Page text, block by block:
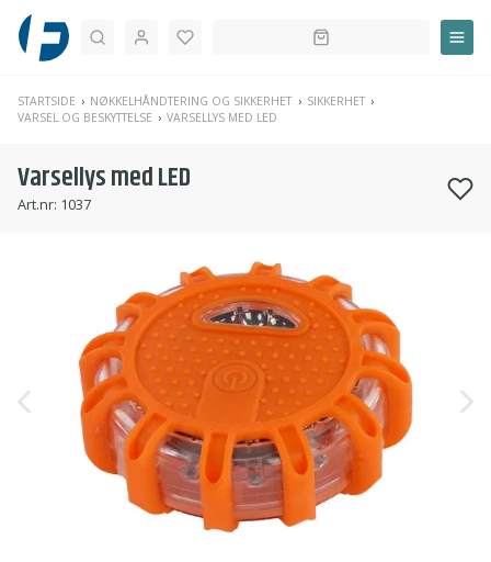
Søk
STARTSIDE NØKKELHÅNDTERING OG SIKKERHET
SIKKERHET
VARSEL OG BESKYTTELSE
VARSELLYS MED LED
Varsellys med LED
Art.nr: 1037